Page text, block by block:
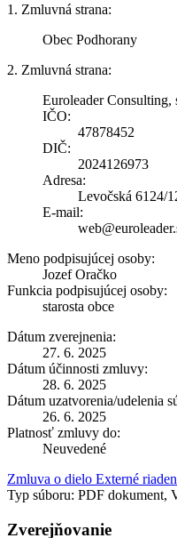
1. Zmluvná strana:
Obec Podhorany
2. Zmluvná strana:
Euroleader Consulting,
IČO:
47878452
DIČ:
2024126973
Adresa:
Levočská 6124/
E-mail:
Meno podpisujúcej osoby:
Jozef Oračko
Funkcia podpisujúcej osoby:
starosta obce
Dátum zverejnenia:
27. 6. 2025
Dátum účinnosti zmluvy:
28. 6. 2025
Dátum uzatvorenia/udelenia
26. 6. 2025
Platnosť zmluvy do:
Neuvedené
Zmluva o dielo Externé
Typ súboru: PDF dokument,
Zverejňovanie